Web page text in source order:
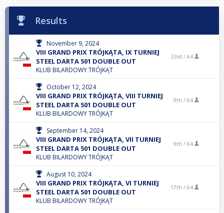
Results
November 9, 2024
VIII GRAND PRIX TRÓJKĄTA, IX TURNIEJ
STEEL DARTA 501 DOUBLE OUT
KLUB BILARDOWY TRÓJKĄT
33rd / 64
October 12, 2024
VIII GRAND PRIX TRÓJKĄTA, VIII TURNIEJ
STEEL DARTA 501 DOUBLE OUT
KLUB BILARDOWY TRÓJKĄT
9th / 64
September 14, 2024
VIII GRAND PRIX TRÓJKĄTA, VII TURNIEJ
STEEL DARTA 501 DOUBLE OUT
KLUB BILARDOWY TRÓJKĄT
9th / 64
August 10, 2024
VIII GRAND PRIX TRÓJKĄTA, VI TURNIEJ
STEEL DARTA 501 DOUBLE OUT
KLUB BILARDOWY TRÓJKĄT
17th / 64